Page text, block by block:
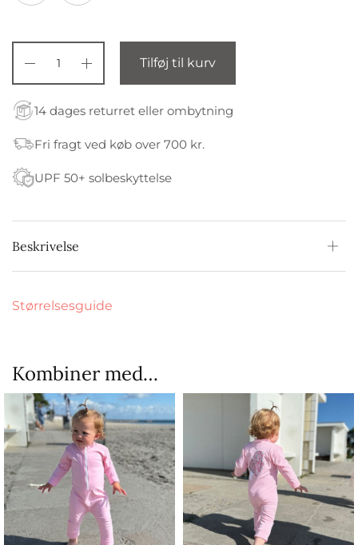
Tilføj til kurv
14 dages returret eller ombytning
Fri fragt ved køb over 700 kr.
UPF 50+ solbeskyttelse
Beskrivelse
Størrelsesguide
Kombiner med…